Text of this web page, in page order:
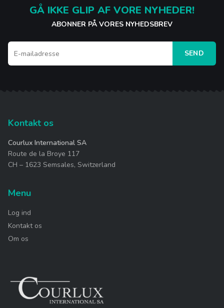
GÅ IKKE GLIP AF VORE NYHEDER!
ABONNER PÅ VORES NYHEDSBREV
SEND
Kontakt os
Courlux International SA
Route de la Broye 117
CH – 1623 Semsales, Switzerland
Menu
Log ind
Kontakt os
Om os